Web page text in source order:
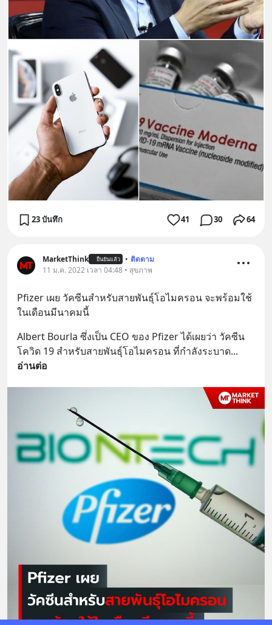
23 บันทึก 41 30 64
MarketThink ยืนยันแล้ว • ติดตาม
11 ม.ค. 2022 เวลา 04:48 • สุขภาพ
Pfizer เผย วัคซีนสำหรับสายพันธุ์โอไมครอน จะพร้อมใช้
ในเดือนมีนาคมนี้
Albert Bourla ซึ่งเป็น CEO ของ Pfizer ได้เผยว่า วัคซีน
โควิด 19 สำหรับสายพันธุ์โอไมครอน ที่กำลังระบาด
อ่านต่อ